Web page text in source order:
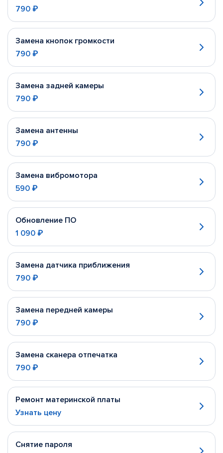
790 ₽
Замена кнопок громкости
790 ₽
Замена задней камеры
790 ₽
Замена антенны
790 ₽
Замена вибромотора
590 ₽
Обновление ПО
1 090 ₽
Замена датчика приближения
790 ₽
Замена передней камеры
790 ₽
Замена сканера отпечатка
790 ₽
Ремонт материнской платы
Узнать цену
Снятие пароля